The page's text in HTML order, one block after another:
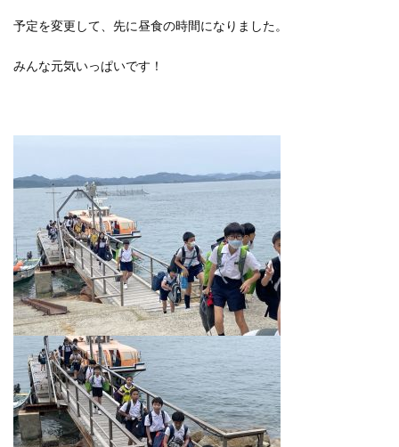
予定を変更して、先に昼食の時間になりました。
みんな元気いっぱいです！